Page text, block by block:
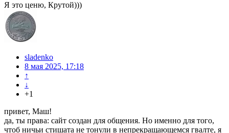
Я это ценю, Крутой)))
sladenko
8 мая 2025, 17:18
↑
↓
+1
привет, Маш!
да, ты права: сайт создан для общения. Но именно для того,
чтоб ничьи стишата не тонули в непрекращающемся гвалте, я